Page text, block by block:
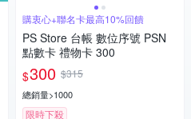
購衷心+聯名卡最高10%回饋
PS Store 台帳 數位序號 PSN
點數卡 禮物卡 300
$300 $315
總銷量>1000
限時下殺